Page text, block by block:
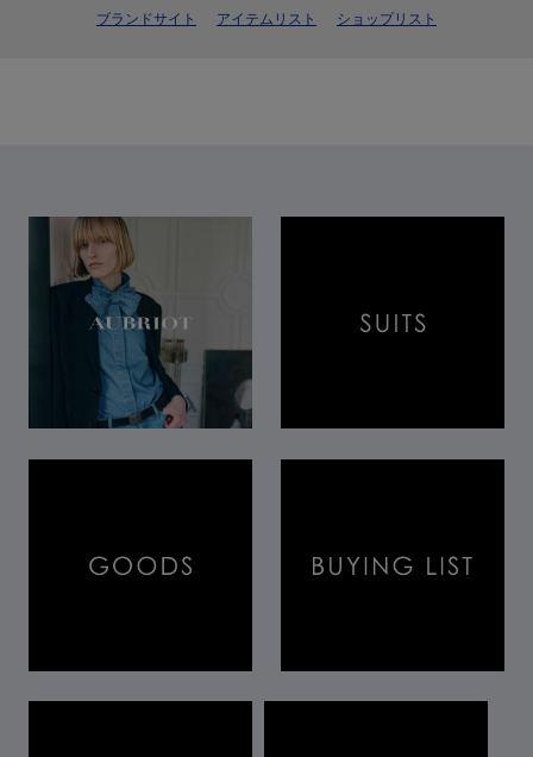
ブランドサイト アイテムリスト ショップリスト